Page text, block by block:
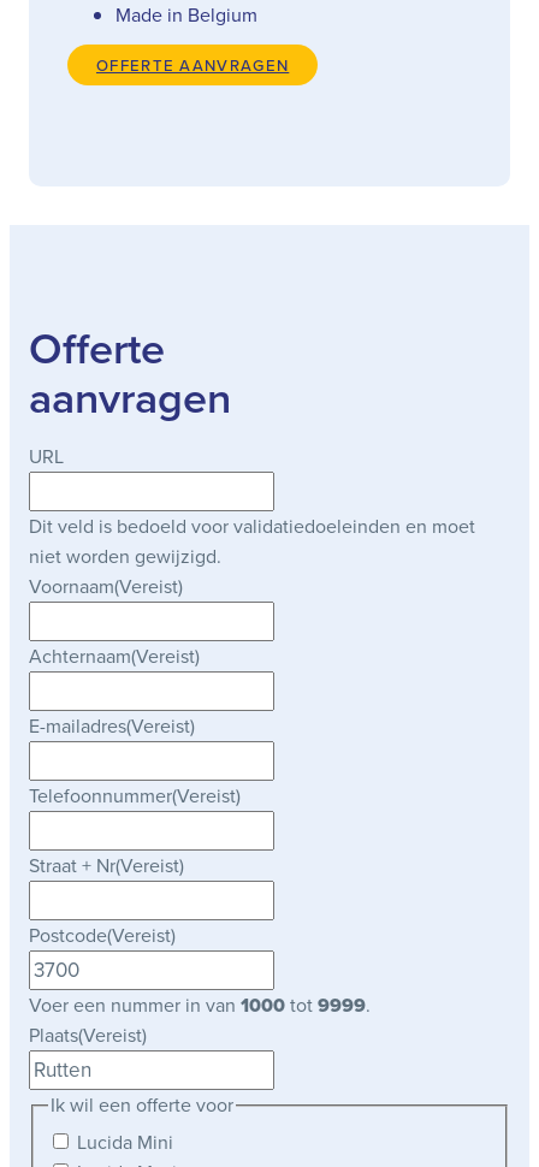
Made in Belgium
OFFERTE AANVRAGEN
Offerte
aanvragen
URL
Dit veld is bedoeld voor validatiedoeleinden en moet
niet worden gewijzigd.
Voornaam(Vereist)
Achternaam(Vereist)
E-mailadres(Vereist)
Telefoonnummer(Vereist)
Straat + Nr(Vereist)
Postcode(Vereist)
Voer een nummer in van 1000tot9999.
Plaats(Vereist)
Ik wil een offerte voor
Lucida Mini